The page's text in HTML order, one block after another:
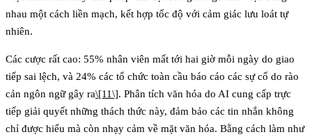
nhau một cách liền mạch, kết hợp tốc độ với cảm giác lưu loát tự
nhiên.
Các cược rất cao: 55% nhân viên mất tới hai giờ mỗi ngày do giao
tiếp sai lệch, và 24% các tổ chức toàn cầu báo cáo các sự cố do rào
cản ngôn ngữ gây ra\[11\]. Phân tích văn hóa do AI cung cấp trực
tiếp giải quyết những thách thức này, đảm bảo các tin nhắn không
chỉ được hiểu mà còn nhạy cảm về mặt văn hóa. Bằng cách làm như